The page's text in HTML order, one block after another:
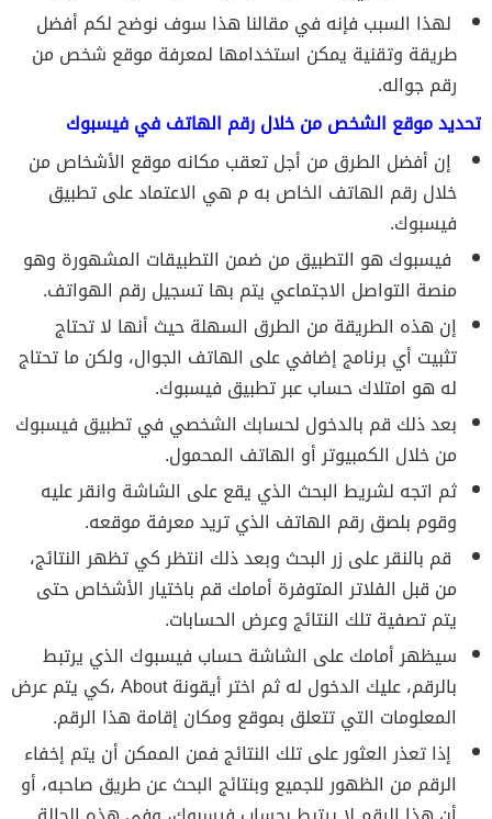
لهذا السبب فإنه في مقالنا هذا سوف نوضح لكم أفضل
طريقة وتقنية يمكن استخدامها لمعرفة موقع شخص من
رقم جواله.
تحديد موقع الشخص من خلال رقم الهاتف في فيسبوك
إن أفضل الطرق من أجل تعقب مكانه موقع الأشخاص من
خلال رقم الهاتف الخاص به م هي الاعتماد على تطبيق
فيسبوك.
فيسبوك هو التطبيق من ضمن التطبيقات المشهورة وهو
منصة التواصل الاجتماعي يتم بها تسجيل رقم الهواتف.
إن هذه الطريقة من الطرق السهلة حيث أنها لا تحتاج
تثبيت أي برنامج إضافي على الهاتف الجوال، ولكن ما تحتاج
له هو امتلاك حساب عبر تطبيق فيسبوك.
بعد ذلك قم بالدخول لحسابك الشخصي في تطبيق فيسبوك
من خلال الكمبيوتر أو الهاتف المحمول.
ثم اتجه لشريط البحث الذي يقع على الشاشة وانقر عليه
وقوم بلصق رقم الهاتف الذي تريد معرفة موقعه.
قم بالنقر على زر البحث وبعد ذلك انتظر كي تظهر النتائج،
من قبل الفلاتر المتوفرة أمامك قم باختيار الأشخاص حتى
يتم تصفية تلك النتائج وعرض الحسابات.
سيظهر أمامك على الشاشة حساب فيسبوك الذي يرتبط
بالرقم، عليك الدخول له ثم اختر أيقونة About ،كي يتم عرض
المعلومات التي تتعلق بموقع ومكان إقامة هذا الرقم.
إذا تعذر العثور على تلك النتائج فمن الممكن أن يتم إخفاء
الرقم من الظهور للجميع وبنتائج البحث عن طريق صاحبه، أو